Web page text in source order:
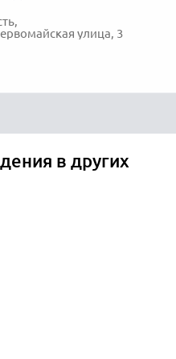
улица, 3
в других